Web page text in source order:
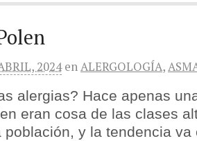
2024 enALERGOLOGÍA,
alergias? Hace apenas
eran cosa de las clases
población, y la tendencia